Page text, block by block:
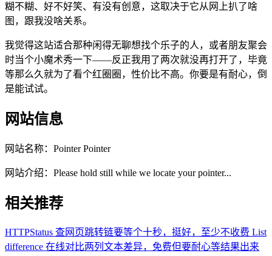
糊不糊、好不好笑、有没有创意，这取决于它从网上扒了啥
图，跟我没啥关系。
我觉得这站适合那种闲得无聊想找个乐子的人，或者朋友聚会
时当个小魔术秀一下——反正我用了两次就没再打开了，毕竟
等那么久就为了看个红圈圈，性价比不高。你要是有耐心，倒
是能试试。
网站信息
网站名称： Pointer Pointer
网站介绍： Please hold still while we locate your pointer...
相关推荐
HTTPStatus 查网页跳转链要等个十秒，挺好，至少不收费 List
difference 在线对比两列文本差异，免费但要耐心等结果出来